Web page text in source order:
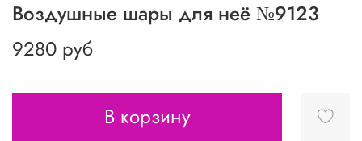
Воздушные шары для неё №9123
9280 руб
В корзину